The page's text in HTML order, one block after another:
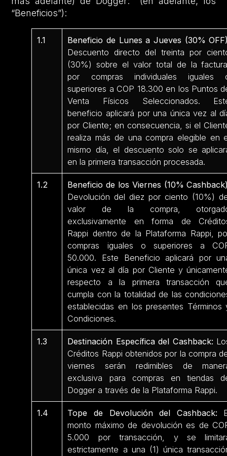
“Beneficios”):
1.1
Beneficio de Lunes a Jueves (30%
Descuento directo del treinta por
(30%) sobre el valor total de la
por compras individuales iguales
superiores a COP 18.300 en los Puntos
Venta Físicos Seleccionados.
beneficio aplicará por una única vez al
por Cliente; en consecuencia, si el
realiza más de una compra elegible en
mismo día, el descuento solo se
en la primera transacción procesada.
1.2
Beneficio de los Viernes (10%
Devolución del diez por ciento (10%)
valor de la compra,
exclusivamente en forma de
Rappi dentro de la Plataforma Rappi,
compras iguales o superiores a
50.000. Este Beneficio aplicará por
única vez al día por Cliente y
respecto a la primera transacción
cumpla con la totalidad de las
establecidas en los presentes Términos
Condiciones.
1.3 Destinación Específica del Cashback:
Créditos Rappi obtenidos por la compra
viernes serán redimibles de
exclusiva para compras en tiendas
Dogger a través de la Plataforma Rappi.
1.4 Tope de Devolución del Cashback:
monto máximo de devolución es de
5.000 por transacción, y se
estrictamente a una (1) única